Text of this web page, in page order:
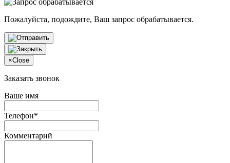
Пожалуйста, подождите, Ваш запрос обрабатывается.
×Close
Заказать звонок
Ваше имя
Телефон*
Комментарий